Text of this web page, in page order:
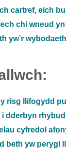
cartref, eich
chi wneud
yw’r
risg llifogydd
dderbyn
cyfredol
beth yw perygl